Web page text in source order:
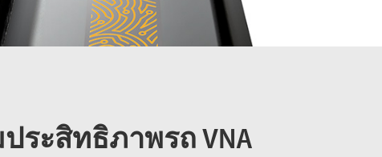
ระสิทธิภาพรถ VNA